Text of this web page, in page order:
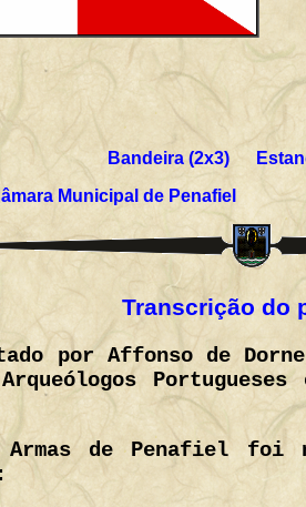
Bandeira (2x3)
Municipal de Penafiel
Transcrição do
por Affonso de
de Penafiel foi